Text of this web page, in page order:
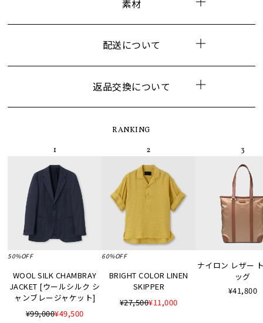
素材
配送について
返品交換について
RANKING
50%OFF
WOOL SILK CHAMBRAY
JACKET [ウールシルク シ
ャンブレージャケット]
¥99,000¥49,500
60%OFF
BRIGHT COLOR LINEN
SKIPPER
¥27,500¥11,000
ナイロン レザー
ッグ
¥41,800